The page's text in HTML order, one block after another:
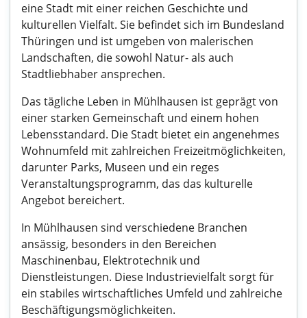
eine Stadt mit einer reichen Geschichte und
kulturellen Vielfalt. Sie befindet sich im Bundesland
Thüringen und ist umgeben von malerischen
Landschaften, die sowohl Natur- als auch
Stadtliebhaber ansprechen.
Das tägliche Leben in Mühlhausen ist geprägt von
einer starken Gemeinschaft und einem hohen
Lebensstandard. Die Stadt bietet ein angenehmes
Wohnumfeld mit zahlreichen Freizeitmöglichkeiten,
darunter Parks, Museen und ein reges
Veranstaltungsprogramm, das das kulturelle
Angebot bereichert.
In Mühlhausen sind verschiedene Branchen
ansässig, besonders in den Bereichen
Maschinenbau, Elektrotechnik und
Dienstleistungen. Diese Industrievielfalt sorgt für
ein stabiles wirtschaftliches Umfeld und zahlreiche
Beschäftigungsmöglichkeiten.